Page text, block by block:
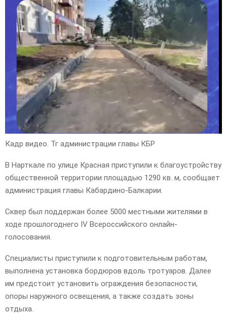
Кадр видео. Тг администрации главы КБР
В Нарткале по улице Красная приступили к благоустройству
общественной территории площадью 1290 кв. м, сообщает
администрация главы Кабардино-Балкарии.
Сквер был поддержан более 5000 местными жителями в
ходе прошлогоднего IV Всероссийского онлайн-
голосования.
Специалисты приступили к подготовительным работам,
выполнена установка бордюров вдоль тротуаров. Далее
им предстоит установить ограждения безопасности,
опоры наружного освещения, а также создать зоны
отдыха.